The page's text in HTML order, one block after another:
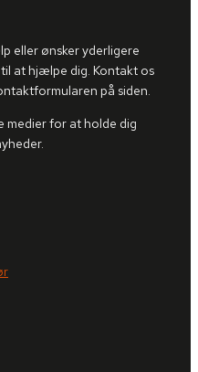
eller ønsker yderligere
at hjælpe dig. Kontakt os
på siden.
medier for at holde dig